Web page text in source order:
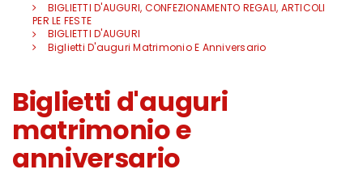
BIGLIETTI D'AUGURI, CONFEZIONAMENTO REGALI, ARTICOLI
PER LE FESTE
BIGLIETTI D'AUGURI
Biglietti D'auguri Matrimonio E Anniversario
Biglietti d'auguri
matrimonio e
anniversario